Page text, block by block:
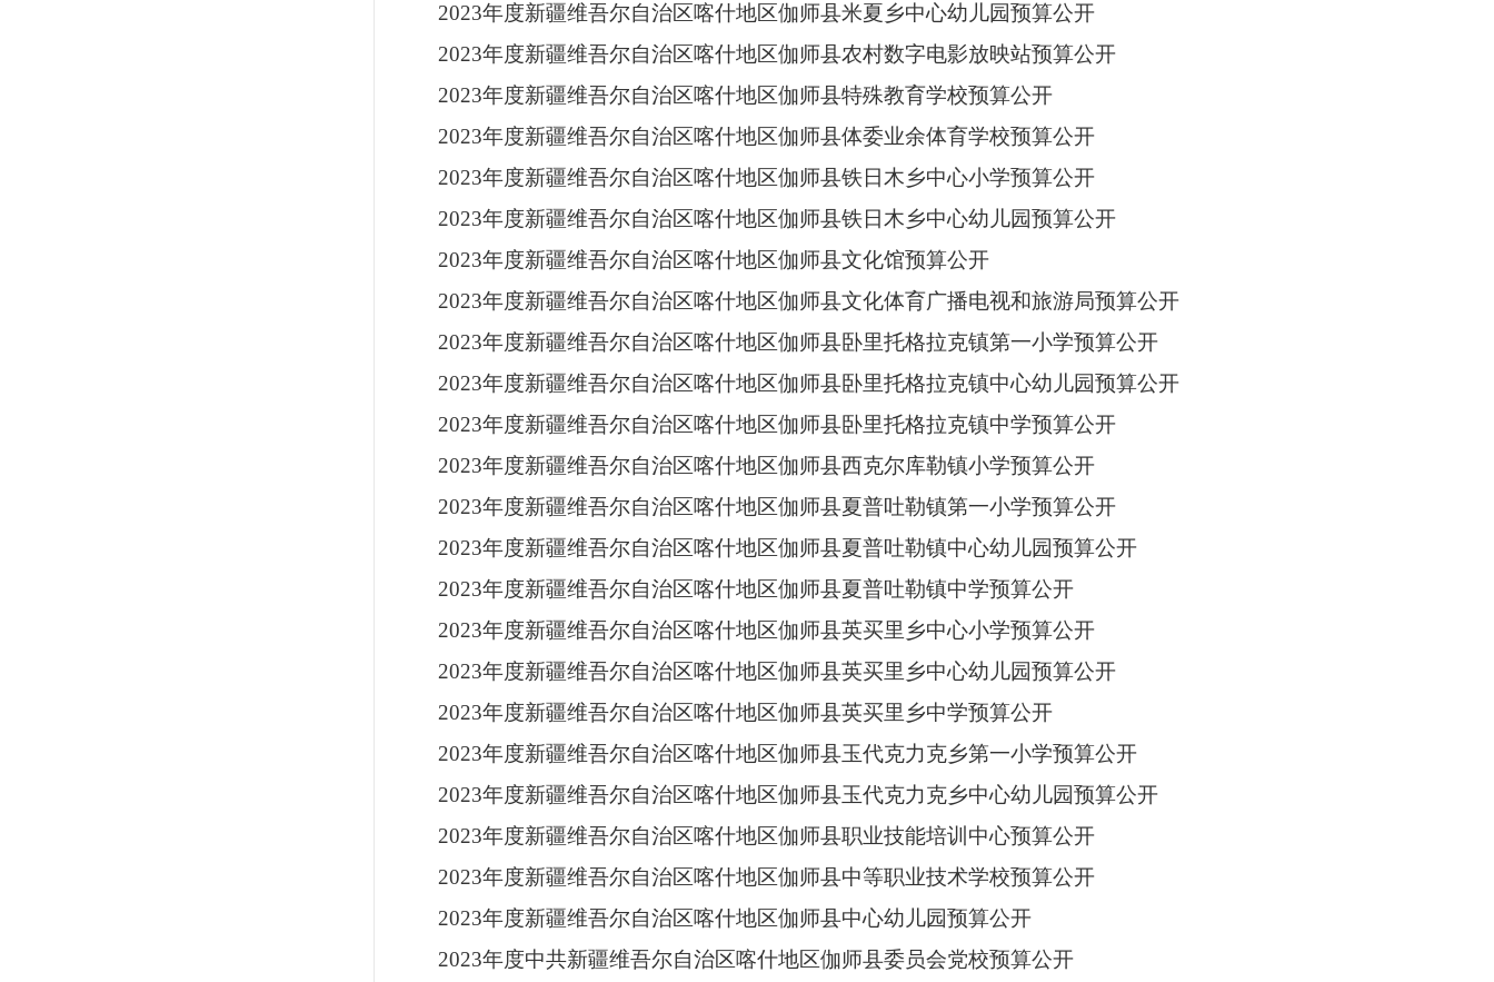
2023年度新疆维吾尔自治区喀什地区伽师县米夏乡中心幼儿园预算公开
2023年度新疆维吾尔自治区喀什地区伽师县农村数字电影放映站预算公开
2023年度新疆维吾尔自治区喀什地区伽师县特殊教育学校预算公开
2023年度新疆维吾尔自治区喀什地区伽师县体委业余体育学校预算公开
2023年度新疆维吾尔自治区喀什地区伽师县铁日木乡中心小学预算公开
2023年度新疆维吾尔自治区喀什地区伽师县铁日木乡中心幼儿园预算公开
2023年度新疆维吾尔自治区喀什地区伽师县文化馆预算公开
2023年度新疆维吾尔自治区喀什地区伽师县文化体育广播电视和旅游局预算公开
2023年度新疆维吾尔自治区喀什地区伽师县卧里托格拉克镇第一小学预算公开
2023年度新疆维吾尔自治区喀什地区伽师县卧里托格拉克镇中心幼儿园预算公开
2023年度新疆维吾尔自治区喀什地区伽师县卧里托格拉克镇中学预算公开
2023年度新疆维吾尔自治区喀什地区伽师县西克尔库勒镇小学预算公开
2023年度新疆维吾尔自治区喀什地区伽师县夏普吐勒镇第一小学预算公开
2023年度新疆维吾尔自治区喀什地区伽师县夏普吐勒镇中心幼儿园预算公开
2023年度新疆维吾尔自治区喀什地区伽师县夏普吐勒镇中学预算公开
2023年度新疆维吾尔自治区喀什地区伽师县英买里乡中心小学预算公开
2023年度新疆维吾尔自治区喀什地区伽师县英买里乡中心幼儿园预算公开
2023年度新疆维吾尔自治区喀什地区伽师县英买里乡中学预算公开
2023年度新疆维吾尔自治区喀什地区伽师县玉代克力克乡第一小学预算公开
2023年度新疆维吾尔自治区喀什地区伽师县玉代克力克乡中心幼儿园预算公开
2023年度新疆维吾尔自治区喀什地区伽师县职业技能培训中心预算公开
2023年度新疆维吾尔自治区喀什地区伽师县中等职业技术学校预算公开
2023年度新疆维吾尔自治区喀什地区伽师县中心幼儿园预算公开
2023年度中共新疆维吾尔自治区喀什地区伽师县委员会党校预算公开